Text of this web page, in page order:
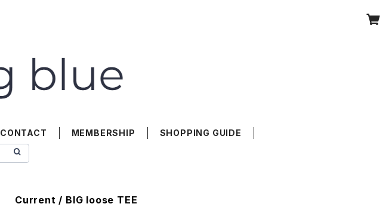
CONTACT MEMBERSHIP SHOPPING GUIDE
Current / BIG loose TEE